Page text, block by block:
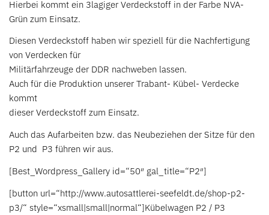
Hierbei kommt ein 3lagiger Verdeckstoff in der Farbe NVA-
Grün zum Einsatz.
Diesen Verdeckstoff haben wir speziell für die Nachfertigung
von Verdecken für
Militärfahrzeuge der DDR nachweben lassen.
Auch für die Produktion unserer Trabant- Kübel- Verdecke
kommt
dieser Verdeckstoff zum Einsatz.
Auch das Aufarbeiten bzw. das Neubeziehen der Sitze für den
P2 und P3 führen wir aus.
[Best_Wordpress_Gallery id=“50″ gal_title=“P2″]
[button url=“http://www.autosattlerei-seefeldt.de/shop-p2-
p3/“ style=“xsmall|small|normal“]Kübelwagen P2 / P3